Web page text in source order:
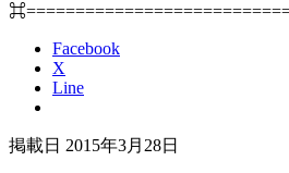
Facebook
X
Line
掲載日 2015年3月28日